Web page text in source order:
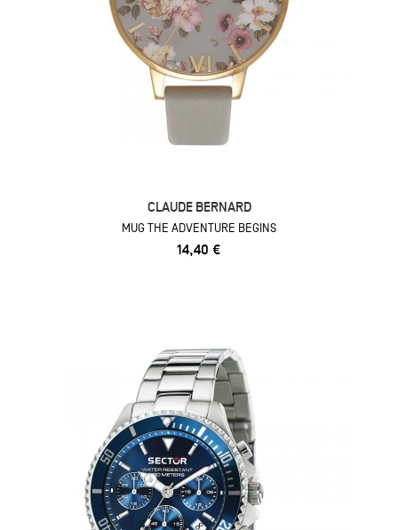
CLAUDE BERNARD
MUG THE ADVENTURE BEGINS
14,40 €